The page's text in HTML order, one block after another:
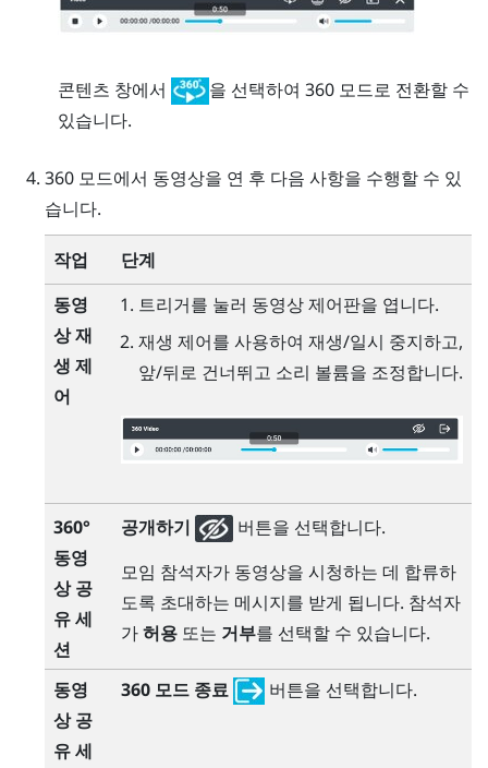
콘텐츠 창에서
을 선택하여 360 모드로 전환할 수
있습니다.
360 모드에서 동영상을 연 후 다음 사항을 수행할 수 있
습니다.
작업
단계
동영
상 재
생 제
어
트리거를 눌러 동영상 제어판을 엽니다.
재생 제어를 사용하여 재생/일시 중지하고,
앞/뒤로 건너뛰고 소리 볼륨을 조정합니다.
360°
동영
상 공
유 세
션
공개하기
버튼을 선택합니다.
모임 참석자가 동영상을 시청하는 데 합류하
도록 초대하는 메시지를 받게 됩니다. 참석자
가허용또는 거부를 선택할 수 있습니다.
동영
상 공
유 세
360 모드 종료 버튼을 선택합니다.